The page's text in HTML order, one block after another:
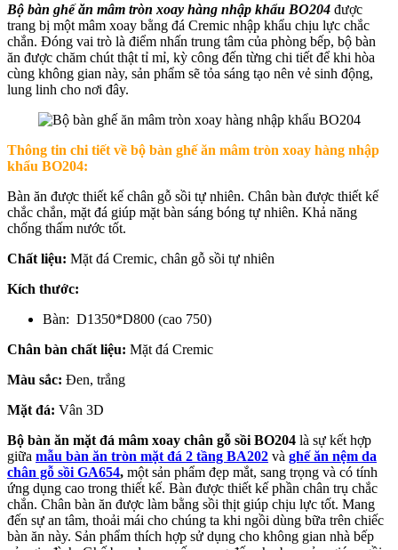
Bộ bàn ghế ăn mâm tròn xoay hàng nhập khẩu BO204 được
trang bị một mâm xoay bằng đá Cremic nhập khẩu chịu lực chắc
chắn. Đóng vai trò là điểm nhấn trung tâm của phòng bếp, bộ bàn
ăn được chăm chút thật tỉ mỉ, kỳ công đến từng chi tiết để khi hòa
cùng không gian này, sản phẩm sẽ tỏa sáng tạo nên vẻ sinh động,
lung linh cho nơi đây.
Thông tin chi tiết về bộ bàn ghế ăn mâm tròn xoay hàng nhập
khẩu BO204:
Bàn ăn được thiết kế chân gỗ sồi tự nhiên. Chân bàn được thiết kế
chắc chắn, mặt đá giúp mặt bàn sáng bóng tự nhiên. Khả năng
chống thấm nước tốt.
Chất liệu: Mặt đá Cremic, chân gỗ sồi tự nhiên
Kích thước:
Bàn: D1350*D800 (cao 750)
Chân bàn chất liệu: Mặt đá Cremic
Màu sắc: Đen, trắng
Mặt đá: Vân 3D
Bộ bàn ăn mặt đá mâm xoay chân gỗ sồi BO204 là sự kết hợp
giữa mẫu bàn ăn tròn mặt đá 2 tầng BA202 và ghế ăn nệm da
chân gỗ sồi GA654, một sản phẩm đẹp mắt, sang trọng và có tính
ứng dụng cao trong thiết kế. Bàn được thiết kế phần chân trụ chắc
chắn. Chân bàn ăn được làm bằng sồi thịt giúp chịu lực tốt. Mang
đến sự an tâm, thoải mái cho chúng ta khi ngồi dùng bữa trên chiếc
bàn ăn này. Sản phẩm thích hợp sử dụng cho không gian nhà bếp